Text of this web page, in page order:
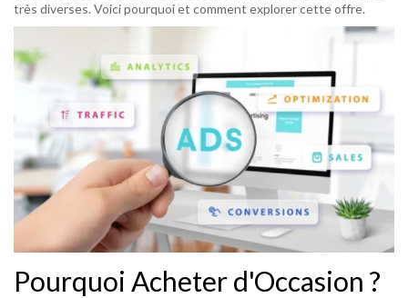
très diverses. Voici pourquoi et comment explorer cette offre.
Pourquoi Acheter d'Occasion ?